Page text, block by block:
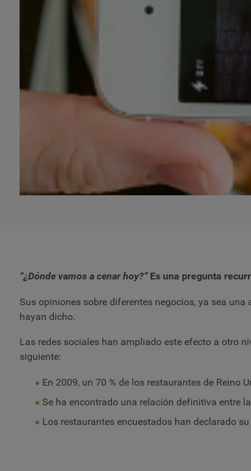
“¿Dónde vamos a cenar hoy?” Es una pregunta
Sus opiniones sobre diferentes negocios, ya sea
hayan dicho.
Las redes sociales han ampliado este efecto a otro
siguiente:
En 2009, un 70 % de los restaurantes de Reino
Se ha encontrado una relación definitiva entre
Los restaurantes encuestados han declarado